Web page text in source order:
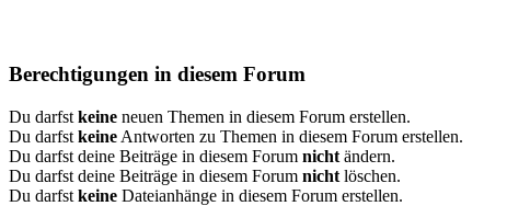
Berechtigungen in diesem Forum
Du darfst keine neuen Themen in diesem Forum erstellen.
Du darfst keine Antworten zu Themen in diesem Forum erstellen.
Du darfst deine Beiträge in diesem Forum nicht ändern.
Du darfst deine Beiträge in diesem Forum nicht löschen.
Du darfst keine Dateianhänge in diesem Forum erstellen.